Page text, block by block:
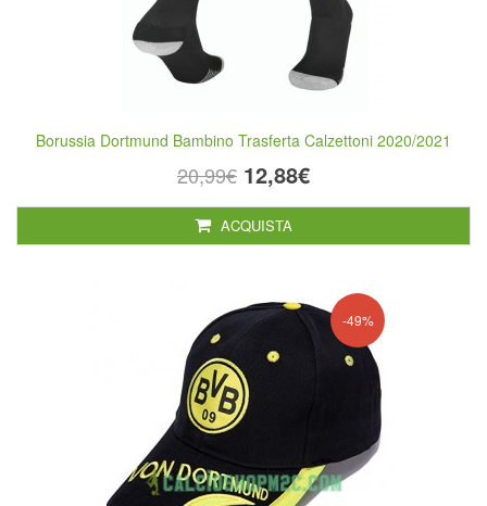
Borussia Dortmund Bambino Trasferta Calzettoni 2020/2021
20,99€ 12,88€
ACQUISTA
-49%